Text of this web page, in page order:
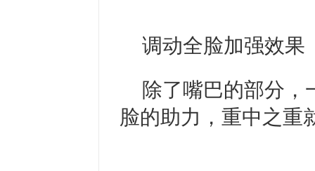
调动全脸加强效果
除了嘴巴的部分，
脸的助力，重中之重